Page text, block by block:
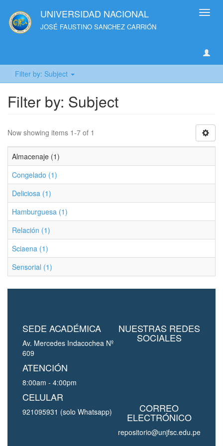
UNIVERSIDAD NACIONAL
JOSÉ FAUSTINO SANCHEZ CARRIÓN
Filter by: Subject
Filter by: Subject
Now showing items 1-7 of 1
Almacenaje (1)
Congelado (1)
Deliciosa (1)
Hamburguesa (1)
Relación (1)
Sciaena (1)
Sensorial (1)
SEDE ACADÉMICA
Av. Mercedes Indacochea Nº
609
ATENCIÓN
8:00am - 4:00pm
CELULAR
921095931 (solo Whatsapp)
NUESTRAS REDES
SOCIALES
CORREO
ELECTRÓNICO
repositorio@unjfsc.edu.pe